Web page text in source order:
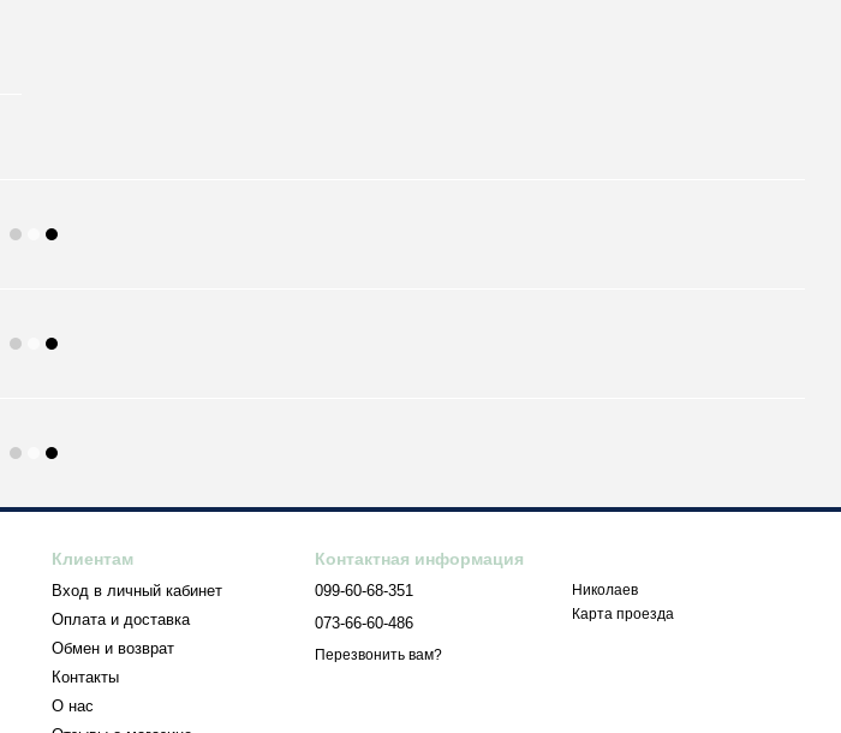
Клиентам
Вход в личный кабинет
Оплата и доставка
Обмен и возврат
Контакты
О нас
Контактная информация
099-60-68-351
073-66-60-486
Перезвонить вам?
Николаев
Карта проезда